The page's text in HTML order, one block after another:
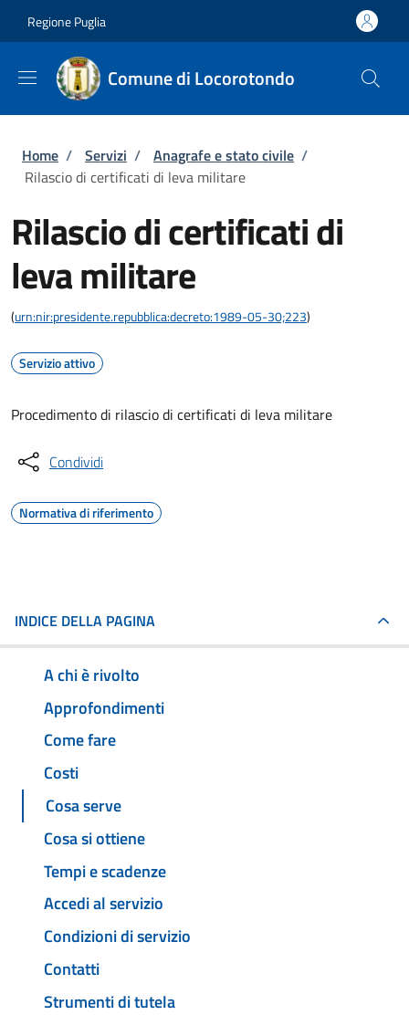
Regione Puglia
Comune di Locorotondo
Briciole di pane
Home / Servizi / Anagrafe e stato civile /
Rilascio di certificati di leva militare
Rilascio di certificati di
leva militare
(urn:nir:presidente.repubblica:decreto:1989-05-30;223)
Servizio attivo
Procedimento di rilascio di certificati di leva militare
Condividi
Normativa di riferimento
INDICE DELLA PAGINA
A chi è rivolto
Approfondimenti
Come fare
Costi
Cosa serve
Cosa si ottiene
Tempi e scadenze
Accedi al servizio
Condizioni di servizio
Contatti
Strumenti di tutela